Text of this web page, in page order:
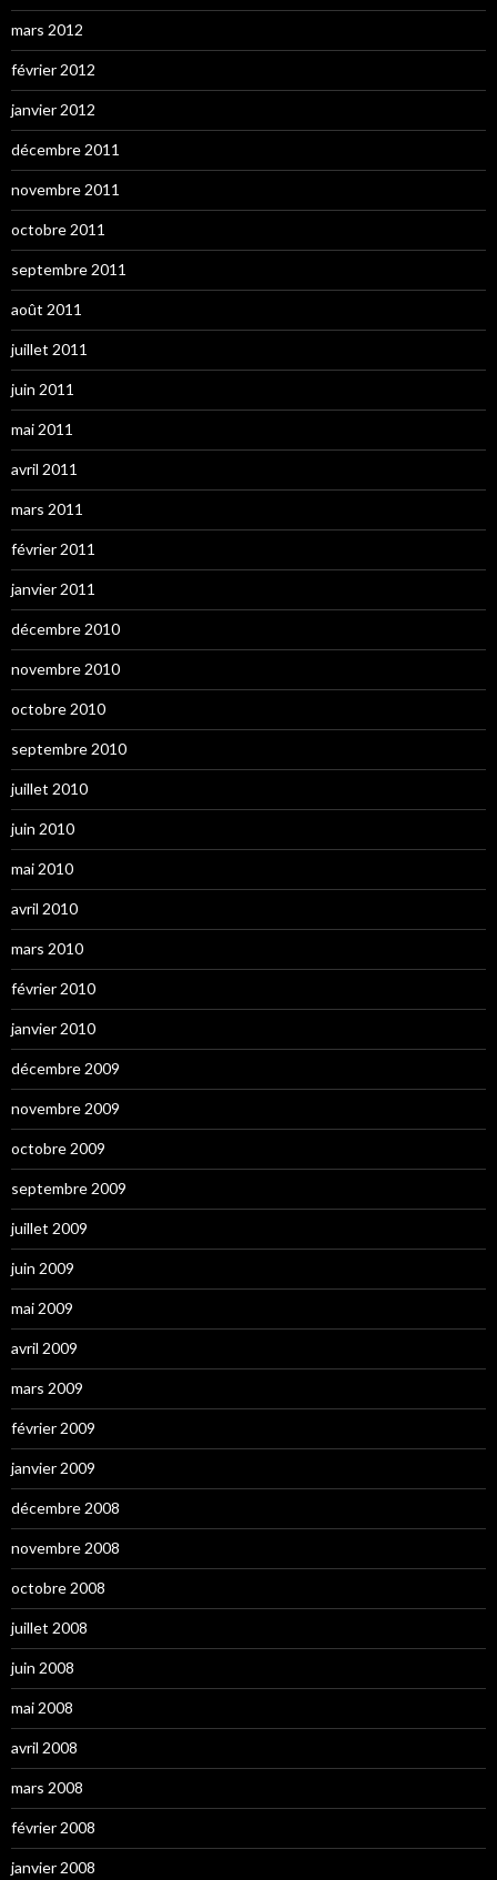
mars 2012
février 2012
janvier 2012
décembre 2011
novembre 2011
octobre 2011
septembre 2011
août 2011
juillet 2011
juin 2011
mai 2011
avril 2011
mars 2011
février 2011
janvier 2011
décembre 2010
novembre 2010
octobre 2010
septembre 2010
juillet 2010
juin 2010
mai 2010
avril 2010
mars 2010
février 2010
janvier 2010
décembre 2009
novembre 2009
octobre 2009
septembre 2009
juillet 2009
juin 2009
mai 2009
avril 2009
mars 2009
février 2009
janvier 2009
décembre 2008
novembre 2008
octobre 2008
juillet 2008
juin 2008
mai 2008
avril 2008
mars 2008
février 2008
janvier 2008